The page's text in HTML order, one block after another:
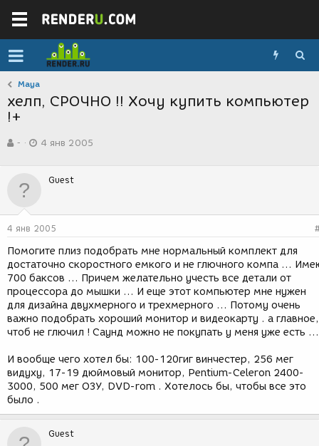
Maya
хелп, СРОЧНО !! Хочу купить компьютер
!+
в
р
-
а
д
н
и
я
4 янв 2005
Guest
4 янв 2005
Помогите плиз подобрать мне нормальный комплект для
достаточно скоростного емкого и не глючного компа ...
700 баксов ... Причем желательно учесть все детали от
процессора до мышки ... И еще этот компьютер мне нужен
для дизайна двухмерного и трехмерного ... Потому очень
важно подобрать хороший монитор и видеокарту . а главное,
чтоб не глючил ! Саунд можно не покупать у меня уже есть ...
И вообще чего хотел бы: 100-120гиг винчестер, 256 мег
видуху, 17-19 дюймовый монитор, Pentium-Celeron 2400-
3000, 500 мег ОЗУ, DVD-rom . Хотелось бы, чтобы все это
было .
Guest